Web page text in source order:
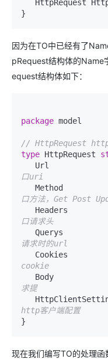
因为在TO中已经有了
pRequest结构体的
equest结构体如下：
package model
// HttpRequest http
type HttpRequest
口uri
口方法，Get Post
Headers
口请求头
Querys
请求时的url
Cookies
cookie
求提
http客户端配置
现在我们编写TO的处理函